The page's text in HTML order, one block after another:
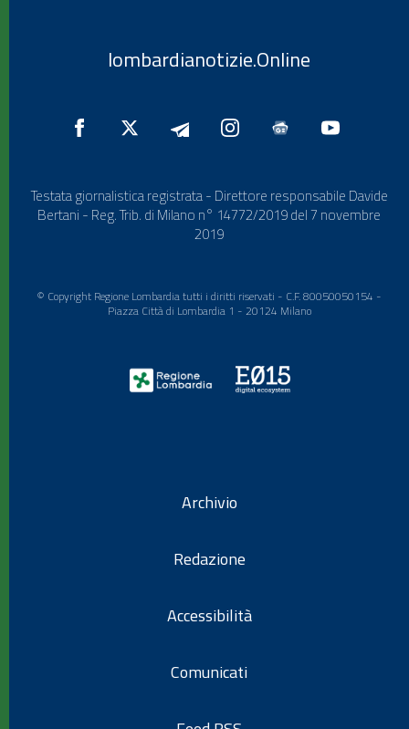
lombardianotizie.Online
Testata giornalistica registrata - Direttore responsabile Davide
Bertani - Reg. Trib. di Milano n° 14772/2019 del 7 novembre
2019
© Copyright Regione Lombardia tutti i diritti riservati - C.F. 80050050154 -
Piazza Città di Lombardia 1 - 20124 Milano
Archivio
Redazione
Accessibilità
Comunicati